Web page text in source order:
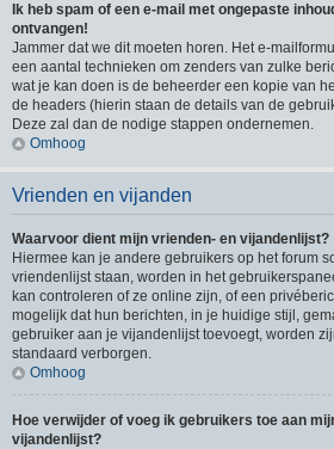
Ik heb spam of een e-mail met ongepaste
ontvangen!
Jammer dat we dit moeten horen. Het e-
een aantal technieken om zenders van zulke
wat je kan doen is de beheerder een kopie van
de headers (hierin staan de details van de
Deze zal dan de nodige stappen ondernemen.
Omhoog
Vrienden en vijanden
Waarvoor dient mijn vrienden- en vijandenlijst?
Hiermee kan je andere gebruikers op het forum
vriendenlijst staan, worden in het
kan controleren of ze online zijn, of een
mogelijk dat hun berichten, in je huidige stijl,
gebruiker aan je vijandenlijst toevoegt, worden
standaard verborgen.
Omhoog
Hoe verwijder of voeg ik gebruikers toe aan
vijandenlijst?